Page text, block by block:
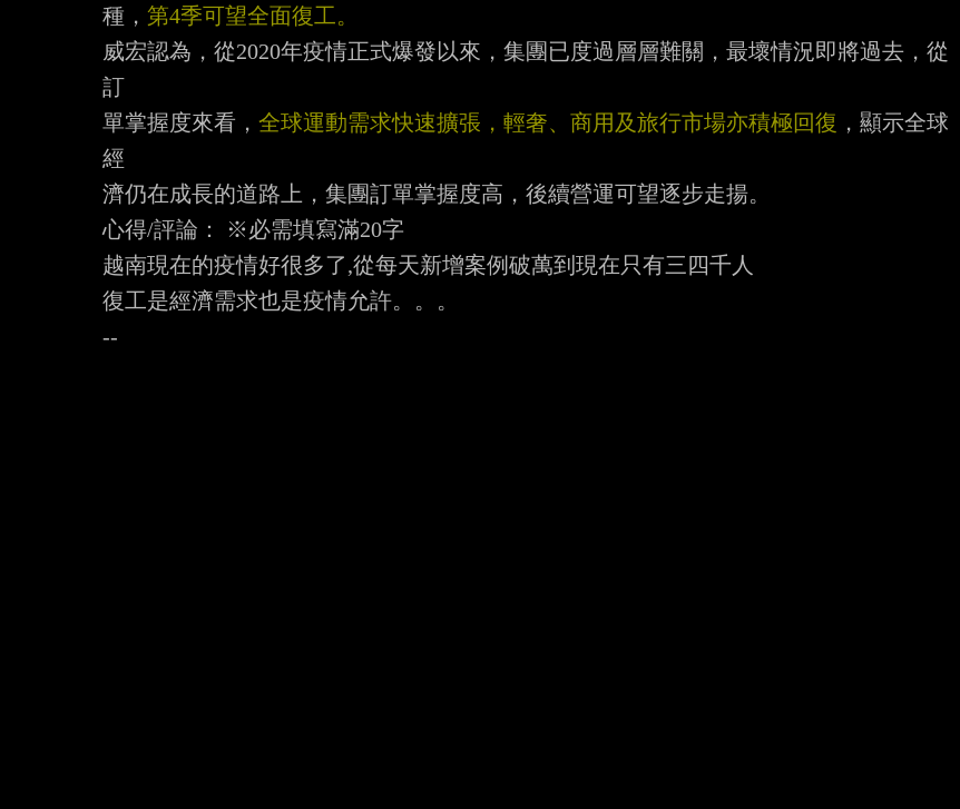
種， 第4季可望全面復工。
威宏認為，從2020年疫情正式爆發以來，集團已度過層層難關，最壞情況即將過去，從
訂
單掌握度來看， 全球運動需求快速擴張，輕奢、商用及旅行市場亦積極回復 ，顯示全球
經
濟仍在成長的道路上，集團訂單掌握度高，後續營運可望逐步走揚。
心得/評論： ※必需填寫滿20字
越南現在的疫情好很多了,從每天新增案例破萬到現在只有三四千人
復工是經濟需求也是疫情允許。。。